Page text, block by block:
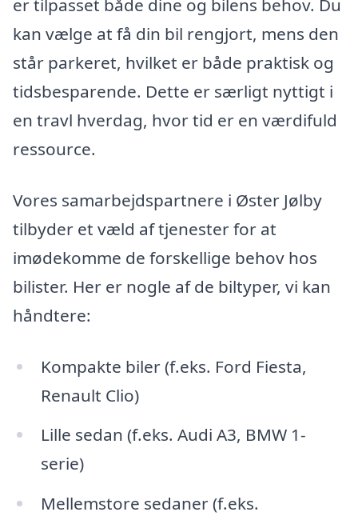
er tilpasset både dine og bilens behov. Du
kan vælge at få din bil rengjort, mens den
står parkeret, hvilket er både praktisk og
tidsbesparende. Dette er særligt nyttigt i
en travl hverdag, hvor tid er en værdifuld
ressource.
Vores samarbejdspartnere i Øster Jølby
tilbyder et væld af tjenester for at
imødekomme de forskellige behov hos
bilister. Her er nogle af de biltyper, vi kan
håndtere:
Kompakte biler (f.eks. Ford Fiesta,
Renault Clio)
Lille sedan (f.eks. Audi A3, BMW 1-
serie)
Mellemstore sedaner (f.eks.